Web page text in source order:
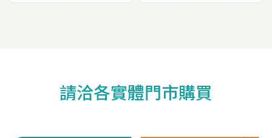
請洽各實體門市購買